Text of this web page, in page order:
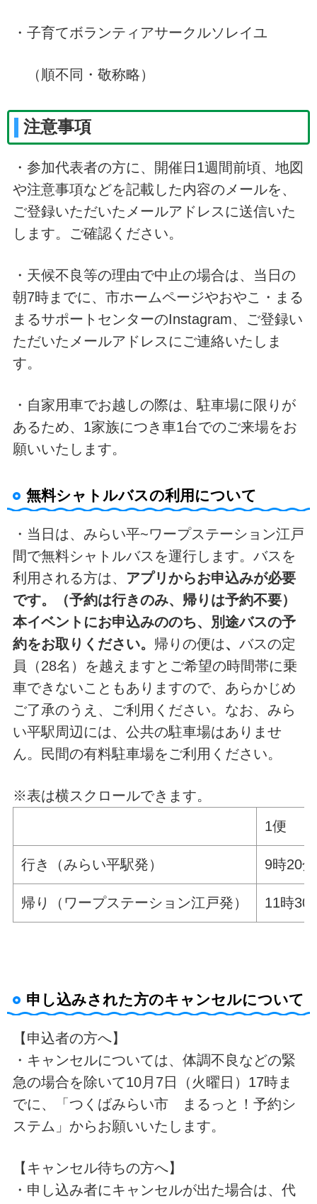
・子育てボランティアサークルソレイユ
（順不同・敬称略）
注意事項
・参加代表者の方に、開催日1週間前頃、地図
や注意事項などを記載した内容のメールを、
ご登録いただいたメールアドレスに送信いた
します。ご確認ください。
・天候不良等の理由で中止の場合は、当日の
朝7時までに、市ホームページやおやこ・まる
まるサポートセンターのInstagram、ご登録い
ただいたメールアドレスにご連絡いたしま
す。
・自家用車でお越しの際は、駐車場に限りが
あるため、1家族につき車1台でのご来場をお
願いいたします。
無料シャトルバスの利用について
・当日は、みらい平~ワープステーション江戸
間で無料シャトルバスを運行します。バスを
利用される方は、 アプリからお申込みが必要
です。（予約は行きのみ、帰りは予約不要）
本イベントにお申込みののち、別途バスの予
約をお取りください。 帰りの便は、 バスの定
員（28名）を越えますとご希望の時間帯に乗
車できないこともありますので、あらかじめ
ご了承のうえ、ご利用ください。なお、みら
い平駅周辺には、公共の駐車場はありませ
ん。民間の有料駐車場をご利用ください。
※表は横スクロールできます。
1便
行き（みらい平駅発） 9時20分
帰り（ワープステーション江戸発） 11時30
申し込みされた方のキャンセルについて
【申込者の方へ】
・キャンセルについては、体調不良などの緊
急の場合を除いて10月7日（火曜日）17時ま
でに、「つくばみらい市 まるっと！予約シ
ステム」からお願いいたします。
【キャンセル待ちの方へ】
・申し込み者にキャンセルが出た場合は、代